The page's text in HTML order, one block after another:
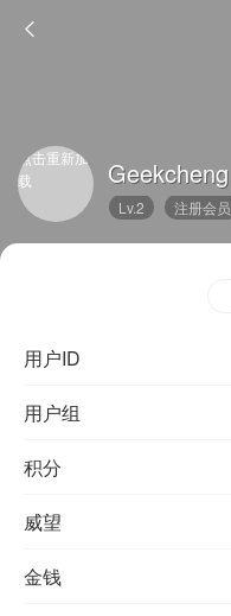
点击重新加
载
Geekcheng
Lv.2 注册会员
用户ID
用户组
积分
威望
金钱